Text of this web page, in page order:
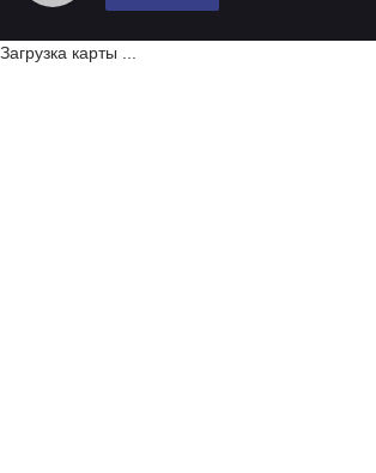
Загрузка карты ...